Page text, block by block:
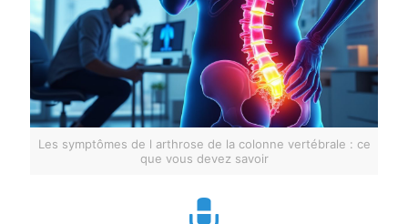
Les symptômes de l arthrose de la colonne vertébrale : ce
que vous devez savoir